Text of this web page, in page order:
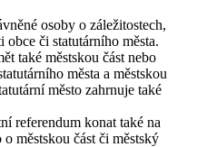
osoby o záležitostech,
obce či statutárního města.
také městskou část nebo
města a městskou
město zahrnuje také
referendum konat také na
městskou část či městský